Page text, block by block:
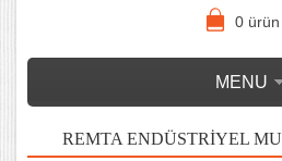
0ürün
MENU
REMTA ENDÜSTRIYEL